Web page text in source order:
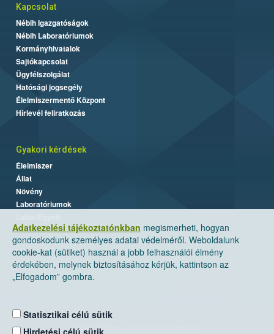
Adatkezelési tájékoztatónkban megismerheti, hogyan
gondoskodunk személyes adatai védelméről. Weboldalunk
cookie-kat (sütiket) használ a jobb felhasználói élmény
érdekében, melynek biztosításához kérjük, kattintson az
„Elfogadom” gombra.
Statisztikai célú sütik
Hirdetési célú sütik
Kapcsolat
Nébih Igazgatóságok
Nébih Laboratóriumok
Kormányhivatalok
Sajtókapcsolat
Ügyfélszolgálat
Hatósági jogsegély
Élelmiszermentő Központ
Hírlevél feliratkozás
Gyakori kérdések
Élelmiszer
Állat
Növény
Laboratóriumok
Nemzeti Élelmiszerlánc-biztonsági Hivatal